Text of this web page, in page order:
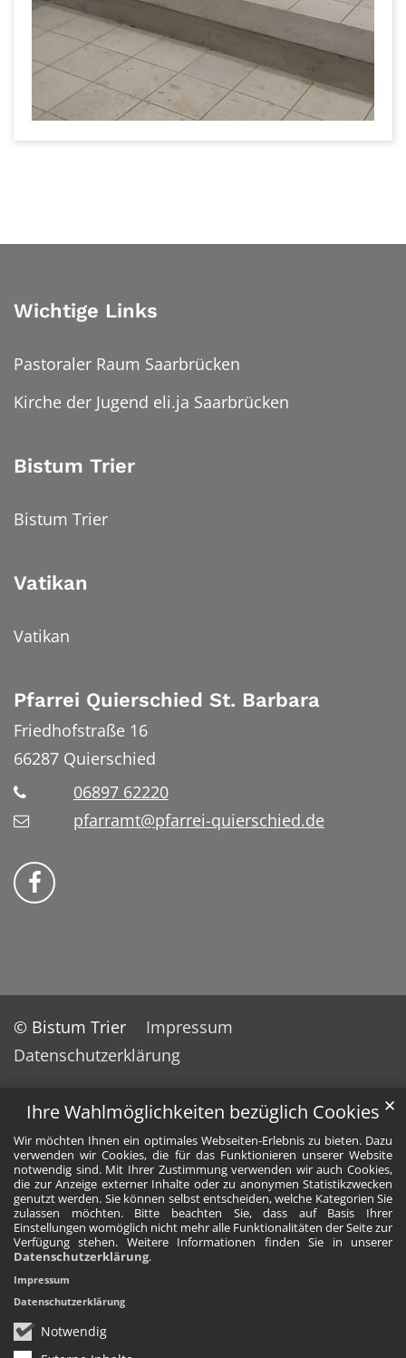
Ihre Wahlmöglichkeiten bezüglich Cookies
Wir möchten Ihnen ein optimales Webseiten-Erlebnis zu bieten. Dazu
verwenden wir Cookies, die für das Funktionieren unserer Website
notwendig sind. Mit Ihrer Zustimmung verwenden wir auch Cookies,
die zur Anzeige externer Inhalte oder zu anonymen Statistikzwecken
genutzt werden. Sie können selbst entscheiden, welche Kategorien Sie
zulassen möchten. Bitte beachten Sie, dass auf Basis Ihrer
Einstellungen womöglich nicht mehr alle Funktionalitäten der Seite zur
Verfügung stehen. Weitere Informationen finden Sie in unserer
Datenschutzerklärung.
Notwendig
✕
Impressum
Datenschutzerklärung
Wichtige Links
Pastoraler Raum Saarbrücken
Kirche der Jugend eli.ja Saarbrücken
Bistum Trier
Bistum Trier
Vatikan
Vatikan
Pfarrei Quierschied St. Barbara
Friedhofstraße 16
66287 Quierschied
06897 62220
pfarramt@pfarrei-quierschied.de
Bistum Trier auf Facebook
© Bistum Trier
Impressum
Datenschutzerklärung